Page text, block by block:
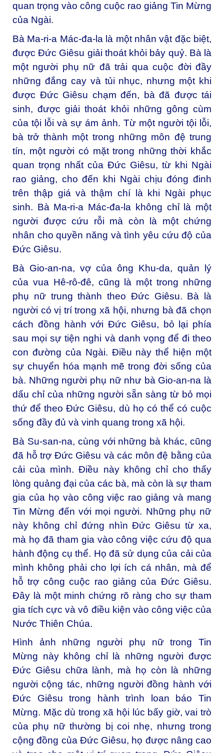
quan trọng vào công cuộc rao giảng Tin Mừng
của Ngài.
Bà Ma-ri-a Mác-đa-la là một nhân vật đặc biệt,
được Đức Giêsu giải thoát khỏi bảy quỷ. Bà là
một người phụ nữ đã trải qua cuộc đời đầy
những đắng cay và tủi nhục, nhưng một khi
được Đức Giêsu chạm đến, bà đã được tái
sinh, được giải thoát khỏi những gông cùm
của tội lỗi và sự ám ảnh. Từ một người tội lỗi,
bà trở thành một trong những môn đệ trung
tín, một người có mặt trong những thời khắc
quan trọng nhất của Đức Giêsu, từ khi Ngài
rao giảng, cho đến khi Ngài chịu đóng đinh
trên thập giá và thậm chí là khi Ngài phục
sinh. Bà Ma-ri-a Mác-đa-la không chỉ là một
người được cứu rỗi mà còn là một chứng
nhân cho quyền năng và tình yêu cứu độ của
Đức Giêsu.
Bà Gio-an-na, vợ của ông Khu-da, quản lý
của vua Hê-rô-đê, cũng là một trong những
phụ nữ trung thành theo Đức Giêsu. Bà là
người có vị trí trong xã hội, nhưng bà đã chọn
cách đồng hành với Đức Giêsu, bỏ lại phía
sau mọi sự tiện nghi và danh vọng để đi theo
con đường của Ngài. Điều này thể hiện một
sự chuyển hóa mạnh mẽ trong đời sống của
bà. Những người phụ nữ như bà Gio-an-na là
dấu chỉ của những người sẵn sàng từ bỏ mọi
thứ để theo Đức Giêsu, dù họ có thể có cuộc
sống đầy đủ và vinh quang trong xã hội.
Bà Su-san-na, cùng với những bà khác, cũng
đã hỗ trợ Đức Giêsu và các môn đệ bằng của
cải của mình. Điều này không chỉ cho thấy
lòng quảng đại của các bà, mà còn là sự tham
gia của họ vào công việc rao giảng và mang
Tin Mừng đến với mọi người. Những phụ nữ
này không chỉ đứng nhìn Đức Giêsu từ xa,
mà họ đã tham gia vào công việc cứu độ qua
hành động cụ thể. Họ đã sử dụng của cải của
mình không phải cho lợi ích cá nhân, mà để
hỗ trợ công cuộc rao giảng của Đức Giêsu.
Đây là một minh chứng rõ ràng cho sự tham
gia tích cực và vô điều kiện vào công việc của
Nước Thiên Chúa.
Hình ảnh những người phụ nữ trong Tin
Mừng này không chỉ là những người được
Đức Giêsu chữa lành, mà họ còn là những
người cộng tác, những người đồng hành với
Đức Giêsu trong hành trình loan báo Tin
Mừng. Mặc dù trong xã hội lúc bấy giờ, vai trò
của phụ nữ thường bị coi nhẹ, nhưng trong
cộng đồng của Đức Giêsu, họ được nâng cao